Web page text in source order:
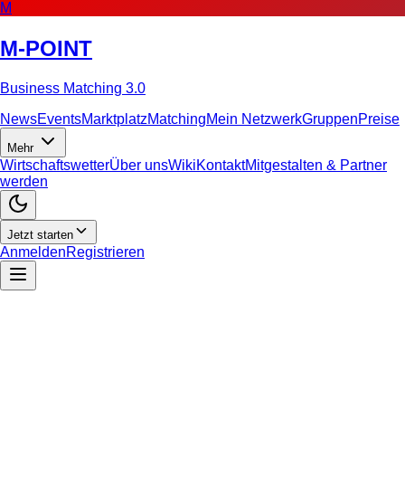
M
M-POINT
Business Matching 3.0
NewsEventsMarktplatzMatchingMein NetzwerkGruppenPreise
Mehr
WirtschaftswetterÜber unsWikiKontaktMitgestalten & Partner
werden
Jetzt starten
AnmeldenRegistrieren